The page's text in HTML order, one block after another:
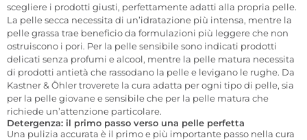
scegliere i prodotti giusti, perfettamente adatti alla propria pelle.
La pelle secca necessita di un’idratazione più intensa, mentre la
pelle grassa trae beneficio da formulazioni più leggere che non
ostruiscono i pori. Per la pelle sensibile sono indicati prodotti
delicati senza profumi e alcool, mentre la pelle matura necessita
di prodotti antietà che rassodano la pelle e levigano le rughe. Da
Kastner & Öhler troverete la cura adatta per ogni tipo di pelle, sia
per la pelle giovane e sensibile che per la pelle matura che
richiede un’attenzione particolare.
Detergenza: il primo passo verso una pelle perfetta
Una pulizia accurata è il primo e più importante passo nella cura